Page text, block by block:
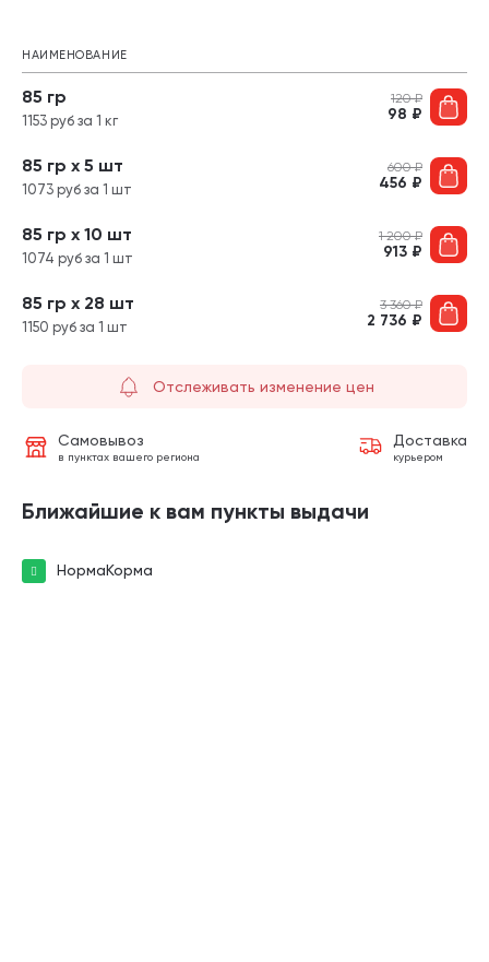
НАИМЕНОВАНИЕ
85 гр
1153 руб за 1 кг
120₽
98 ₽
85 гр х 5 шт
1073 руб за 1 шт
600₽
456 ₽
85 гр х 10 шт
1074 руб за 1 шт
1 200₽
913 ₽
85 гр х 28 шт
1150 руб за 1 шт
3 360₽
2 736 ₽
Отслеживать изменение цен
Самовывоз
в пунктах вашего региона
Доставка
курьером
Ближайшие к вам пункты выдачи
НормаКорма